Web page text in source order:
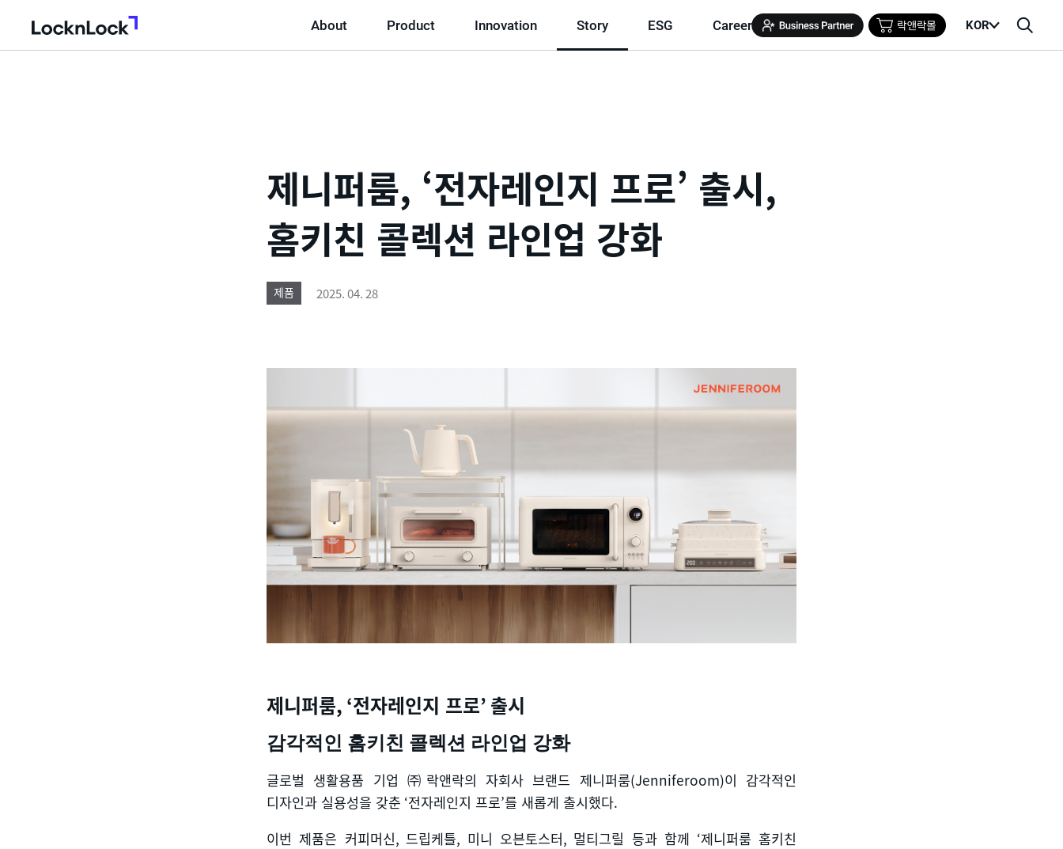
LocknLock
About Product Innovation Story ESG Career KOR
검
뉴
제니퍼룸, ‘전자레인지 프로’ 출시,
홈키친 콜렉션 라인업 강화
제품 2025. 04. 28
제니퍼룸, ‘전자레인지 프로’ 출시
감각적인 홈키친 콜렉션 라인업 강화
글로벌 생활용품 기업 ㈜락앤락의 자회사 브랜드 제니퍼룸(Jenniferoom)이 감각적인
디자인과 실용성을 갖춘 ‘전자레인지 프로’를 새롭게 출시했다.
이번 제품은 커피머신,드립케틀, 미니 오븐토스터, 멀티그릴 등과 함께 ‘제니퍼룸 홈키친